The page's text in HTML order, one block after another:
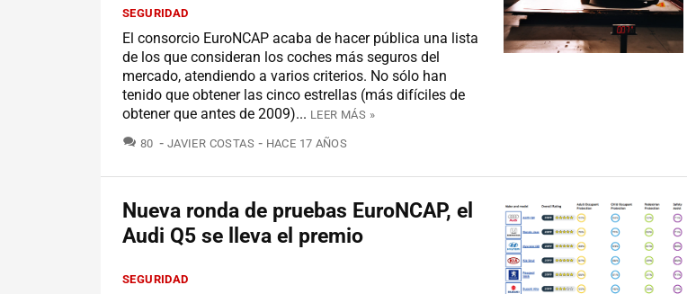
SEGURIDAD
El consorcio EuroNCAP acaba de hacer pública una lista
de los que consideran los coches más seguros del
mercado, atendiendo a varios criterios. No sólo han
tenido que obtener las cinco estrellas (más difíciles de
obtener que antes de 2009)... LEER MÁS »
80 COMENTARIOS
JAVIER COSTAS HACE 17 AÑOS
Nueva ronda de pruebas EuroNCAP, el
Audi Q5 se lleva el premio
SEGURIDAD